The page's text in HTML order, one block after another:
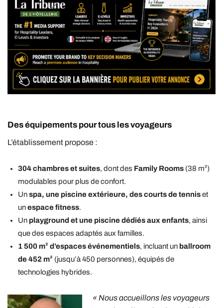
Des équipements pour tous les voyageurs
L’établissement propose :
304 chambres et suites, dont des Family Rooms (38 m²)
modulables pour plus de confort.
Unspa, une piscine extérieure, des courts de tenniset
unespace fitness.
Un playground et une piscine dédiés aux enfants, ainsi
que des espaces adaptés aux familles.
1 500 m² d’espaces événementiels, incluant un ballroom
de 452 m² (jusqu’à 450 personnes), équipés de
technologies hybrides.
« Nous accueillons les voyageurs